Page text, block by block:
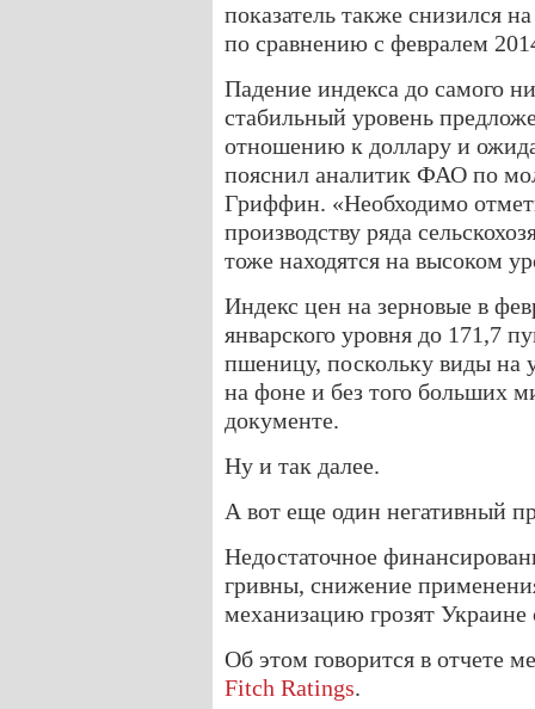
показатель также снизился
по сравнению с февралем
Падение индекса до самого
стабильный уровень
отношению к доллару и
пояснил аналитик ФАО по
Гриффин. «Необходимо
производству ряда
тоже находятся на высоком
Индекс цен на зерновые в
январского уровня до 171,7
пшеницу, поскольку виды на
на фоне и без того больших
документе.
Ну и так далее.
А вот еще один негативный
Недостаточное
гривны, снижение
механизацию грозят
Об этом говорится в отчете
Fitch Ratings.